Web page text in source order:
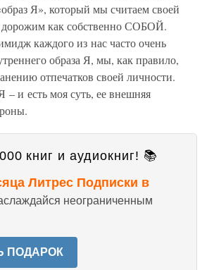
Я», который мы считаем своей
как собственно СОБОЙ.
каждого из нас часто очень
образа Я, мы, как правило,
отпечатков своей личности.
– и есть моя суть, ее внешняя
книг и аудиокниг! 📚
Литрес Подписки в
неограниченным
ПОДАРОК